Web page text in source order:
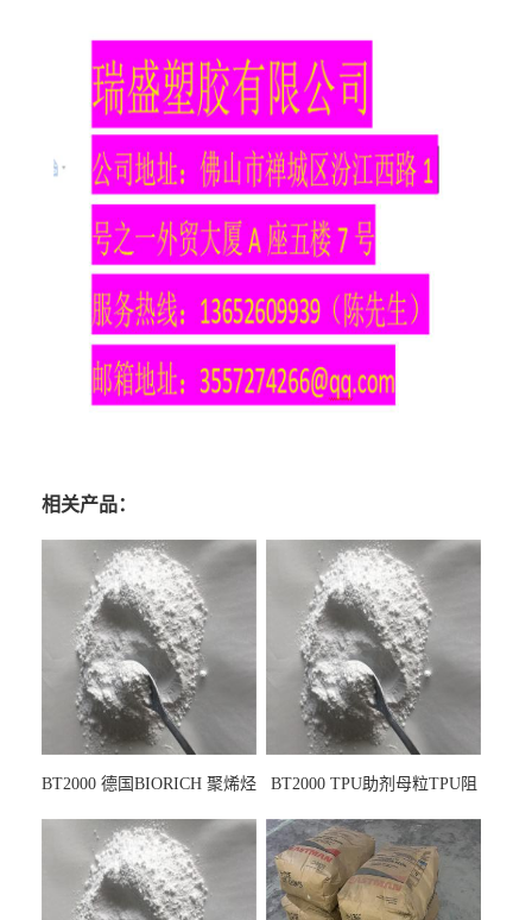
相关产品：
BT2000 德国BIORICH 聚烯烃
墨阻燃剂 TPU抗黄变剂 抗黄
变耐黄剂
BT2000 TPU助剂母粒TPU阻
剂雾面滑剂防粘剂 TPU抗黄
变剂 抗黄变耐黄剂